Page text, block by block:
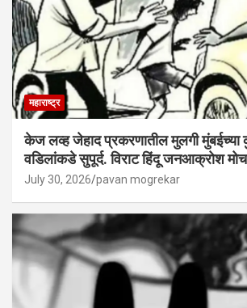
महाराष्ट्र
केज लव्ह जेहाद प्रकरणातील मुलगी मुंबईच्या
वडिलांकडे सुपूर्द. विराट हिंदू जनआक्रोश
July 30, 2026 pavan mogrekar